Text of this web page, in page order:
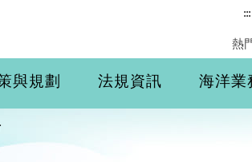
:::
熱
與規劃 法規資訊 海洋業